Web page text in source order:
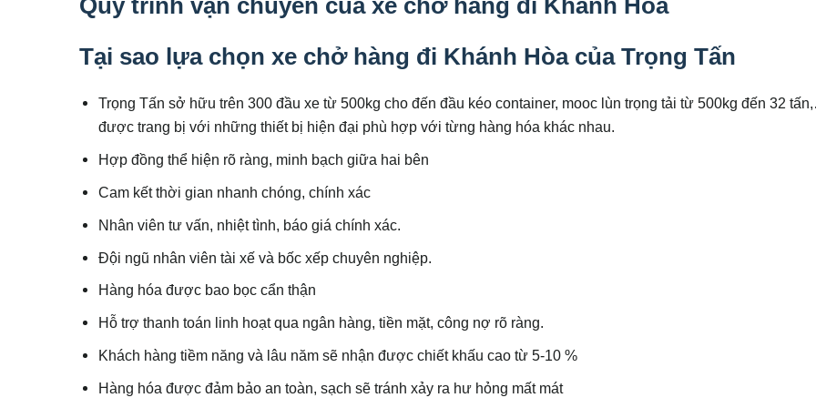
Quy trình vận chuyển của xe chở hàng đi Khánh Hòa
Tại sao lựa chọn xe chở hàng đi Khánh Hòa của Trọng Tấn
Trọng Tấn sở hữu trên 300 đầu xe từ 500kg cho đến đầu kéo container, mooc lùn trọng tải từ 500kg đến 32
được trang bị với những thiết bị hiện đại phù hợp với từng hàng hóa khác nhau.
Hợp đồng thể hiện rõ ràng, minh bạch giữa hai bên
Cam kết thời gian nhanh chóng, chính xác
Nhân viên tư vấn, nhiệt tình, báo giá chính xác.
Đội ngũ nhân viên tài xế và bốc xếp chuyên nghiệp.
Hàng hóa được bao bọc cẩn thận
Hỗ trợ thanh toán linh hoạt qua ngân hàng, tiền mặt, công nợ rõ ràng.
Khách hàng tiềm năng và lâu năm sẽ nhận được chiết khấu cao từ 5-10 %
Hàng hóa được đảm bảo an toàn, sạch sẽ tránh xảy ra hư hỏng mất mát